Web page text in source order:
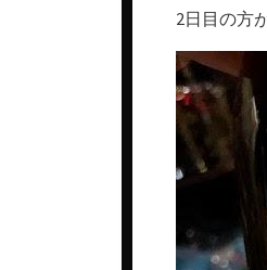
2日目の方